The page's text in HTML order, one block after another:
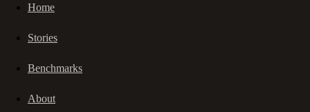
Home
Stories
Benchmarks
About